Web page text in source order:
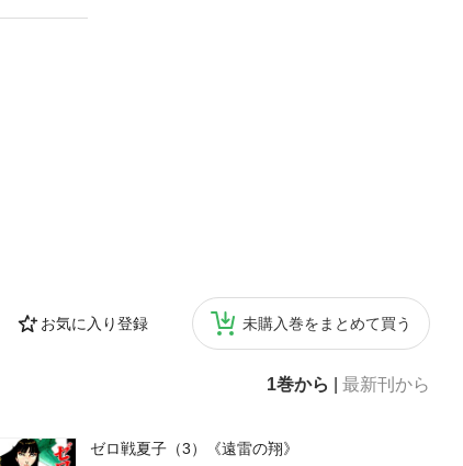
お気に入り登録 未購入巻をまとめて買う
1巻から 最新刊から
ゼロ戦夏子（3）《遠雷の翔》
巻）！